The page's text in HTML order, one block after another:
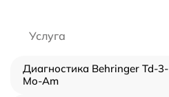
Услуга
Диагностика Behringer Td-3-
Mo-Am